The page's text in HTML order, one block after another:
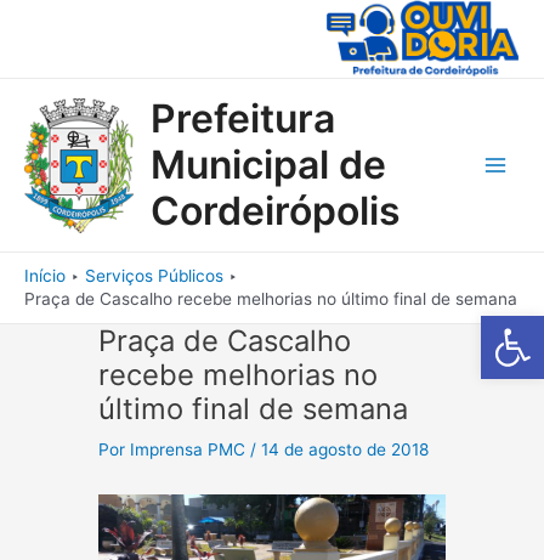
Barra de
Prefeitura
Municipal de
Cordeirópolis
Início
Serviços Públicos
Praça de Cascalho recebe melhorias no último final de semana
Praça de Cascalho
recebe melhorias no
último final de semana
Por Imprensa PMC /14 de agosto de 2018